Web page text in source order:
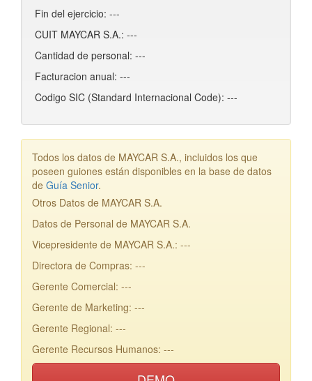
Fin del ejercicio: ---
CUIT MAYCAR S.A.: ---
Cantidad de personal: ---
Facturacion anual: ---
Codigo SIC (Standard Internacional Code): ---
Todos los datos de MAYCAR S.A., incluidos los que
poseen guiones están disponibles en la base de datos
de Guía Senior.
Otros Datos de MAYCAR S.A.
Datos de Personal de MAYCAR S.A.
Vicepresidente de MAYCAR S.A.: ---
Directora de Compras: ---
Gerente Comercial: ---
Gerente de Marketing: ---
Gerente Regional: ---
Gerente Recursos Humanos: ---